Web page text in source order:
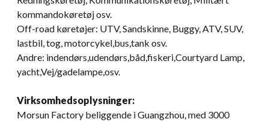
kommandokøretøj osv.
Off-road køretøjer: UTV, Sandskinne, Buggy, ATV, SUV,
lastbil, tog, motorcykel,bus,tank osv.
Andre: indendørs,udendørs,båd,fiskeri,Courtyard Lamp,
yacht,Vej/gadelampe,osv.
Virksomhedsoplysninger:
Morsun Factory beliggende i Guangzhou, med 3000